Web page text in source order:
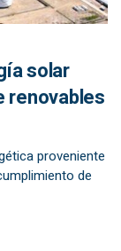
solar
renovables
proveniente
de